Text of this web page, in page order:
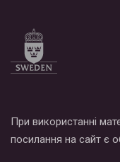
При використанні
посилання на сайт є